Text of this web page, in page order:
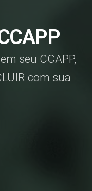
seu CCAPP,
com sua